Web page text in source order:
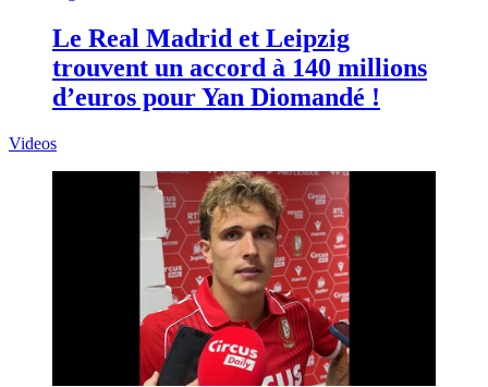
Le Real Madrid et Leipzig
trouvent un accord à 140 millions
d’euros pour Yan Diomandé !
Videos